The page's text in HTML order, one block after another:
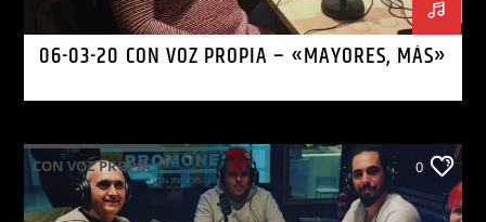
06-03-20 CON VOZ PROPIA – «MAYORES, MÁS»
CON VOZ PROPIA 0